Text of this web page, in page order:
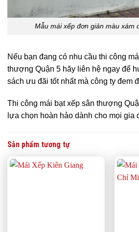
Mẫu mái xếp đơn giản màu xám
Nếu bạn đang có nhu cầu thi công
thượng Quận 5 hãy liên hệ ngay để
sách ưu đãi tốt nhất mà công ty đem
Thi công mái bạt xếp sân thượng
lựa chọn hoàn hảo dành cho mọi gia
Sản phẩm tương tự